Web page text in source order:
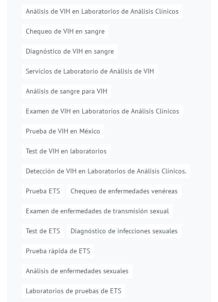
Análisis de VIH en Laboratorios de Análisis Clínicos
Chequeo de VIH en sangre
Diagnóstico de VIH en sangre
Servicios de Laboratorio de Análisis de VIH
Análisis de sangre para VIH
Examen de VIH en Laboratorios de Análisis Clínicos
Prueba de VIH en México
Test de VIH en laboratorios
Detección de VIH en Laboratorios de Análisis Clínicos.
Prueba ETS Chequeo de enfermedades venéreas
Examen de enfermedades de transmisión sexual
Test de ETS Diagnóstico de infecciones sexuales
Prueba rápida de ETS
Análisis de enfermedades sexuales
Laboratorios de pruebas de ETS